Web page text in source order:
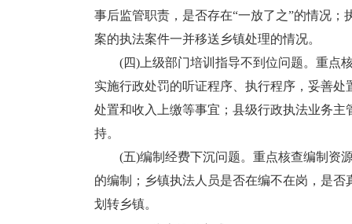
事后监管职责，是否存在“一放了之”的情况
案的执法案件一并移送乡镇处理的情况。
(四)上级部门培训指导不到位问题。重点核
实施行政处罚的听证程序、执行程序，妥善
处置和收入上缴等事宜；县级行政执法业务
持。
(五)编制经费下沉问题。重点核查编制资源
的编制；乡镇执法人员是否在编不在岗，是
划转乡镇。